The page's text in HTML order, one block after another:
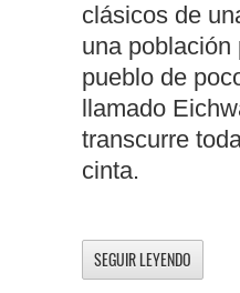
clásicos de
una población
pueblo de
llamado
transcurre
cinta.
SEGUIR LEYENDO